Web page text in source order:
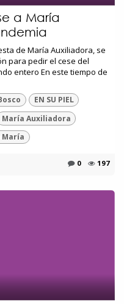
a María
de María Auxiliadora, se
para pedir el cese del
entero En este tiempo de
EN SU PIEL
María Auxiliadora
0 197